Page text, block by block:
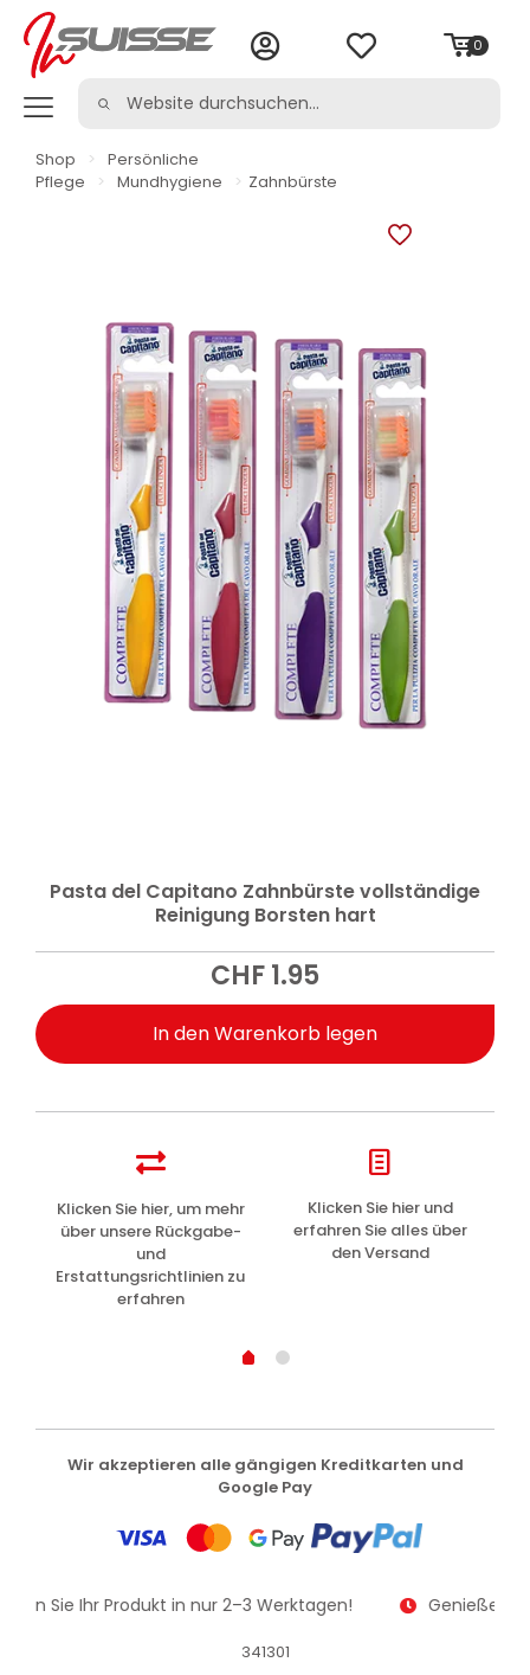
0
Shop >
Persönliche
Pflege
> Mundhygiene > Zahnbürste
Pasta del Capitano Zahnbürste vollständige
Reinigung Borsten hart
CHF1.95
In den Warenkorb legen
Klicken Sie hier, um mehr
über unsere Rückgabe-
und
Erstattungsrichtlinien zu
erfahren
Klicken Sie hier und
erfahren Sie alles über
den Versand
Wir akzeptieren alle gängigen Kreditkarten und
Google Pay
Sie Ihr Produkt in nur 2–3 Werktagen! Genießen
341301